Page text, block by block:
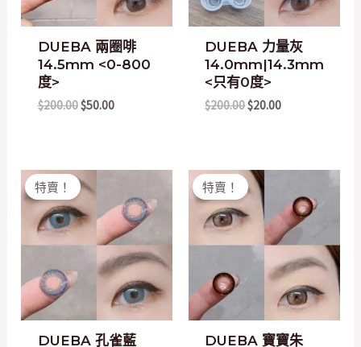
DUEBA 兩圈啡
14.5mm <0-800
度>
$200.00$50.00
DUEBA 力量灰
14.0mm|14.3mm
<只有0度>
$200.00$20.00
特賣！
DUEBA 孔雀藍
Original
price
was:
$200.00.
is:
$20.00.
特賣！
DUEBA 寶寶朱
Original
price
was:
$200.00.
is:
$50.00.